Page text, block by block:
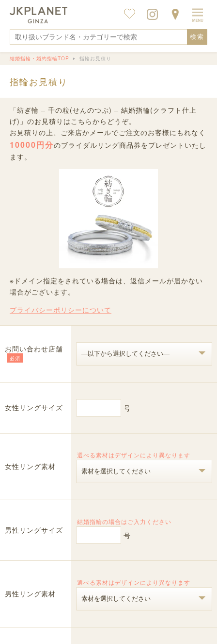
検索
結婚指輪・婚約指輪TOP 指輪お見積り
指輪お見積り
「紡ぎ輪 – 千の粒(せんのつぶ) – 結婚指輪(クラフト仕上
げ)」のお見積りはこちらからどうぞ。
お見積りの上、ご来店かメールでご注文のお客様にもれなく
10000円分のブライダルリング商品券をプレゼントいたし
ます。
※ドメイン指定をされている場合は、返信メールが届かない
場合がございます。
プライバシーポリシーについて
お問い合わせ店舗
必須
女性リングサイズ 号
女性リング素材
選べる素材はデザインにより異なります
男性リングサイズ
結婚指輪の場合はご入力ください
号
男性リング素材
選べる素材はデザインにより異なります